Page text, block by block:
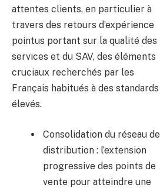
attentes clients, en particulier à
travers des retours d’expérience
pointus portant sur la qualité des
services et du SAV, des éléments
cruciaux recherchés par les
Français habitués à des standards
élevés.
Consolidation du réseau de
distribution : l’extension
progressive des points de
vente pour atteindre une